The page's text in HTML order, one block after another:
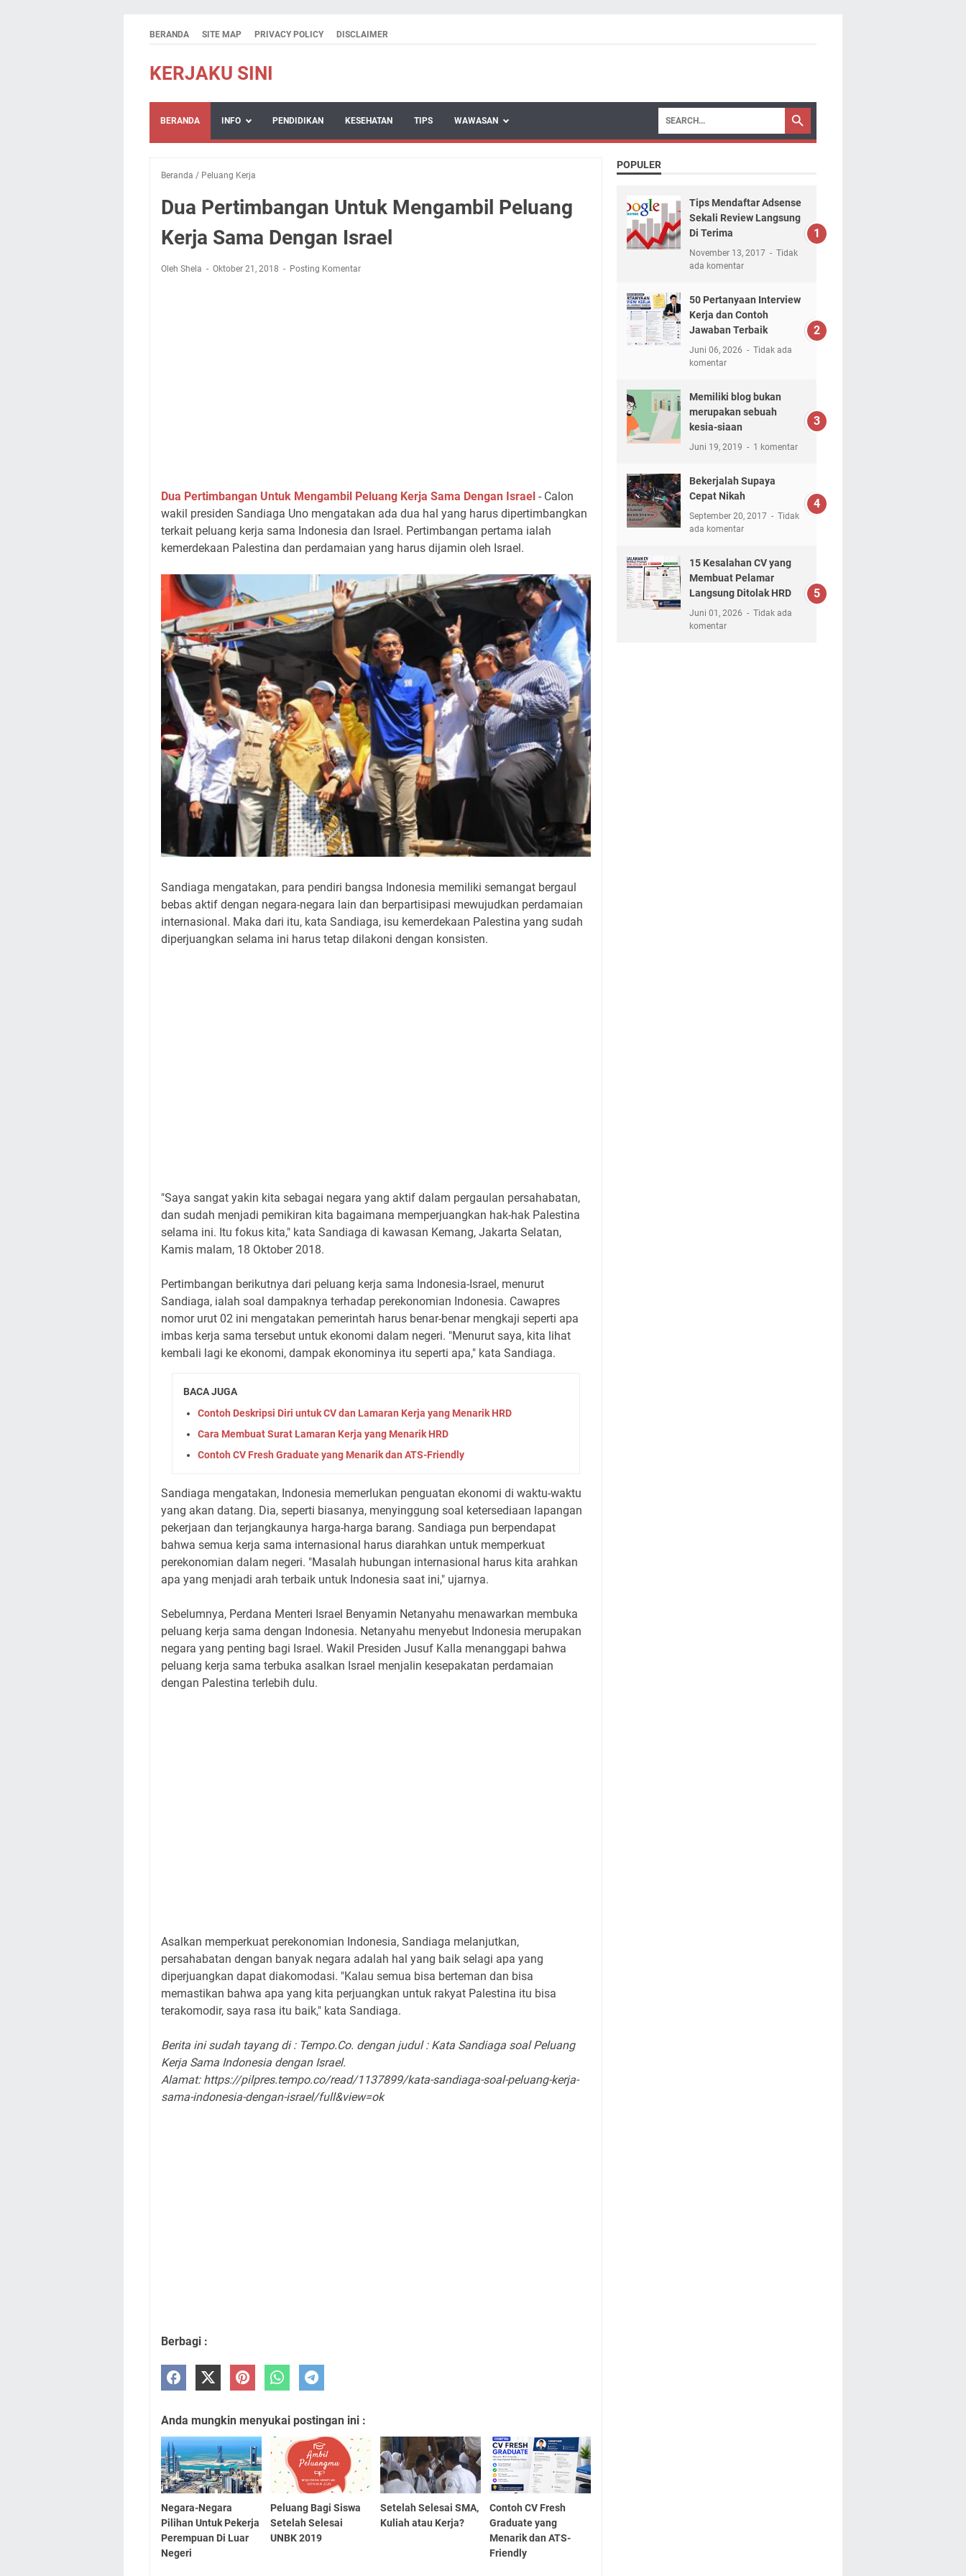
BERANDA SITE MAP PRIVACY POLICY DISCLAIMER
KERJAKU SINI
BERANDA INFO PENDIDIKAN KESEHATAN TIPS WAWASAN
Beranda / Peluang Kerja
Dua Pertimbangan Untuk Mengambil Peluang
Kerja Sama Dengan Israel
Oleh Shela Oktober 21, 2018 Posting Komentar
Dua Pertimbangan Untuk Mengambil Peluang Kerja Sama Dengan Israel - Calon
wakil presiden Sandiaga Uno mengatakan ada dua hal yang harus dipertimbangkan
terkait peluang kerja sama Indonesia dan Israel. Pertimbangan pertama ialah
kemerdekaan Palestina dan perdamaian yang harus dijamin oleh Israel.
Sandiaga mengatakan, para pendiri bangsa Indonesia memiliki semangat bergaul
bebas aktif dengan negara-negara lain dan berpartisipasi mewujudkan perdamaian
internasional. Maka dari itu, kata Sandiaga, isu kemerdekaan Palestina yang sudah
diperjuangkan selama ini harus tetap dilakoni dengan konsisten.
"Saya sangat yakin kita sebagai negara yang aktif dalam pergaulan persahabatan,
dan sudah menjadi pemikiran kita bagaimana memperjuangkan hak-hak Palestina
selama ini. Itu fokus kita," kata Sandiaga di kawasan Kemang, Jakarta Selatan,
Kamis malam, 18 Oktober 2018.
Pertimbangan berikutnya dari peluang kerja sama Indonesia-Israel, menurut
Sandiaga, ialah soal dampaknya terhadap perekonomian Indonesia. Cawapres
nomor urut 02 ini mengatakan pemerintah harus benar-benar mengkaji seperti apa
imbas kerja sama tersebut untuk ekonomi dalam negeri. "Menurut saya, kita lihat
kembali lagi ke ekonomi, dampak ekonominya itu seperti apa," kata Sandiaga.
BACA JUGA
Contoh Deskripsi Diri untuk CV dan Lamaran Kerja yang Menarik HRD
Cara Membuat Surat Lamaran Kerja yang Menarik HRD
Contoh CV Fresh Graduate yang Menarik dan ATS-Friendly
Sandiaga mengatakan, Indonesia memerlukan penguatan ekonomi di waktu-waktu
yang akan datang. Dia, seperti biasanya, menyinggung soal ketersediaan lapangan
pekerjaan dan terjangkaunya harga-harga barang. Sandiaga pun berpendapat
bahwa semua kerja sama internasional harus diarahkan untuk memperkuat
perekonomian dalam negeri. "Masalah hubungan internasional harus kita arahkan
apa yang menjadi arah terbaik untuk Indonesia saat ini," ujarnya.
Sebelumnya, Perdana Menteri Israel Benyamin Netanyahu menawarkan membuka
peluang kerja sama dengan Indonesia. Netanyahu menyebut Indonesia merupakan
negara yang penting bagi Israel. Wakil Presiden Jusuf Kalla menanggapi bahwa
peluang kerja sama terbuka asalkan Israel menjalin kesepakatan perdamaian
dengan Palestina terlebih dulu.
Asalkan memperkuat perekonomian Indonesia, Sandiaga melanjutkan,
persahabatan dengan banyak negara adalah hal yang baik selagi apa yang
diperjuangkan dapat diakomodasi. "Kalau semua bisa berteman dan bisa
memastikan bahwa apa yang kita perjuangkan untuk rakyat Palestina itu bisa
terakomodir, saya rasa itu baik," kata Sandiaga.
Berita ini sudah tayang di : Tempo.Co. dengan judul : Kata Sandiaga soal Peluang
Kerja Sama Indonesia dengan Israel.
Alamat: https://pilpres.tempo.co/read/1137899/kata-sandiaga-soal-peluang-kerja-
sama-indonesia-dengan-israel/full&view=ok
Berbagi :
Anda mungkin menyukai postingan ini :
Negara-Negara
Pilihan Untuk Pekerja
Perempuan Di Luar
Negeri
Peluang Bagi Siswa
Setelah Selesai
UNBK 2019
Setelah Selesai SMA,
Kuliah atau Kerja?
Contoh CV Fresh
Graduate yang
Menarik dan ATS-
Friendly
POPULER
Tips Mendaftar Adsense
Sekali Review Langsung
Di Terima
November 13, 2017
Tidak
ada komentar
50 Pertanyaan Interview
Kerja dan Contoh
Jawaban Terbaik
Juni 06, 2026
Tidak ada
komentar
Memiliki blog bukan
merupakan sebuah
kesia-siaan
Juni 19, 2019 1 komentar
Bekerjalah Supaya
Cepat Nikah
September 20, 2017
Tidak
ada komentar
15 Kesalahan CV yang
Membuat Pelamar
Langsung Ditolak HRD
Juni 01, 2026
Tidak ada
komentar